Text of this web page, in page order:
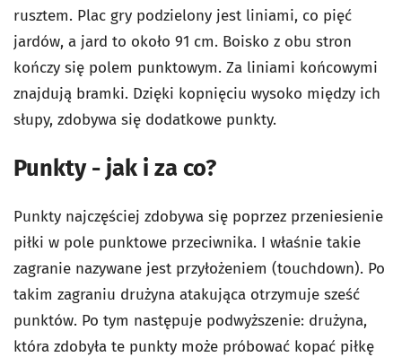
rusztem. Plac gry podzielony jest liniami, co pięć
jardów, a jard to około 91 cm. Boisko z obu stron
kończy się polem punktowym. Za liniami końcowymi
znajdują bramki. Dzięki kopnięciu wysoko między ich
słupy, zdobywa się dodatkowe punkty.
Punkty - jak i za co?
Punkty najczęściej zdobywa się poprzez przeniesienie
piłki w pole punktowe przeciwnika. I właśnie takie
zagranie nazywane jest przyłożeniem (touchdown). Po
takim zagraniu drużyna atakująca otrzymuje sześć
punktów. Po tym następuje podwyższenie: drużyna,
która zdobyła te punkty może próbować kopać piłkę